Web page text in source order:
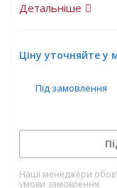
Детальніше
Ціну уточняйте у
Під замовлення
Наші менеджери
умови замовлення